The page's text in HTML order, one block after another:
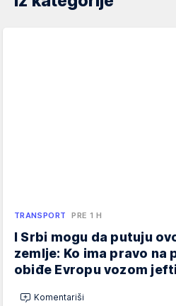
TRANSPORT PRE 1 H
I Srbi mogu da putuju
zemlje: Ko ima pravo na
obiđe Evropu vozom
Komentariši